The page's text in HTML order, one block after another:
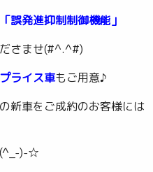
「誤発進抑制制御機能」
さませ(#^.^#)
ライス車もご用意♪
新車をご成約のお客様には
(^_-)-☆